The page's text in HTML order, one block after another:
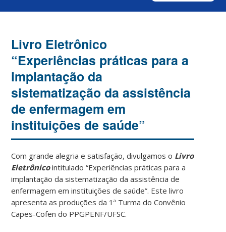
Livro Eletrônico
“Experiências práticas para a
implantação da
sistematização da assistência
de enfermagem em
instituições de saúde”
Com grande alegria e satisfação, divulgamos o Livro
Eletrônicointitulado “Experiências práticas para a
implantação da sistematização da assistência de
enfermagem em instituições de saúde”. Este livro
apresenta as produções da 1ª Turma do Convênio
Capes-Cofen do PPGPENF/UFSC.